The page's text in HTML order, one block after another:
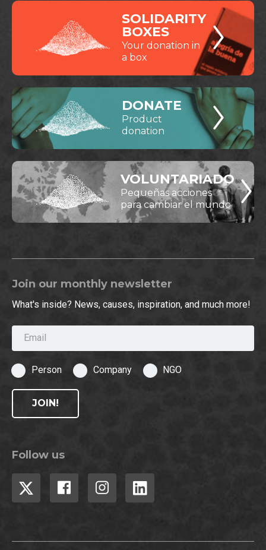
SOLIDARITY
BOXES
Your donation in
a box
DONATE
Product
donation
VOLUNTARIADO
Pequeñas acciones
para cambiar el mundo
Join our monthly newsletter
What's inside? News, causes, inspiration, and much more!
Email
Person Company NGO
JOIN!
Follow us